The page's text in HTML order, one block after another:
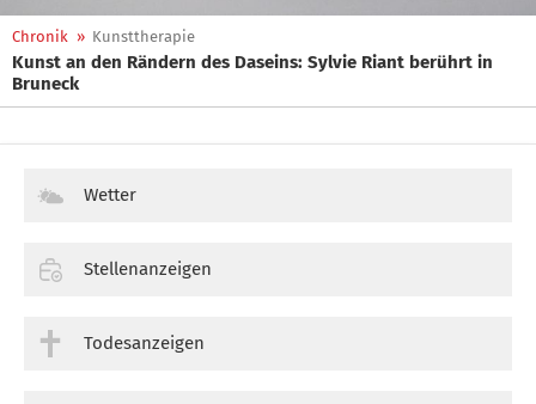
Chronik » Kunsttherapie
Kunst an den Rändern des Daseins: Sylvie Riant berührt in
Bruneck
Wetter
Stellenanzeigen
Todesanzeigen